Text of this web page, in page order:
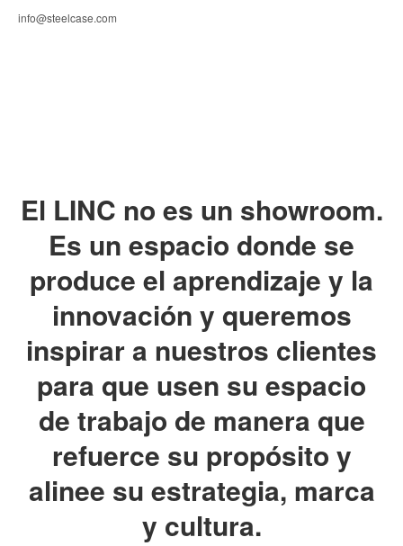
info@steelcase.com
El LINC no es un showroom.
Es un espacio donde se
produce el aprendizaje y la
innovación y queremos
inspirar a nuestros clientes
para que usen su espacio
de trabajo de manera que
refuerce su propósito y
alinee su estrategia, marca
y cultura.